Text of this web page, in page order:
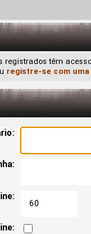
registrados têm
registre-se com